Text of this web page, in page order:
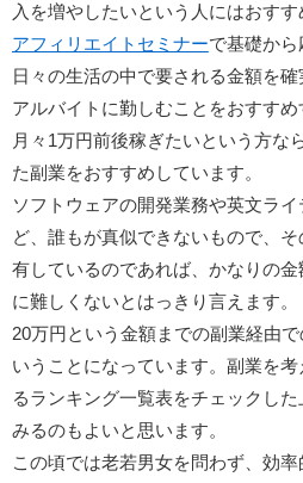
入を増やしたいという人にはおすす
アフィリエイトセミナーで基礎から
日々の生活の中で要される金額を確
アルバイトに勤しむことをおすすめ
月々1万円前後稼ぎたいという方な
た副業をおすすめしています。
ソフトウェアの開発業務や英文ラ
ど、誰もが真似できないもので、
有しているのであれば、かなりの
に難しくないとはっきり言えます。
20万円という金額までの副業経由
いうことになっています。副業を
るランキング一覧表をチェックし
みるのもよいと思います。
この頃では老若男女を問わず、効率